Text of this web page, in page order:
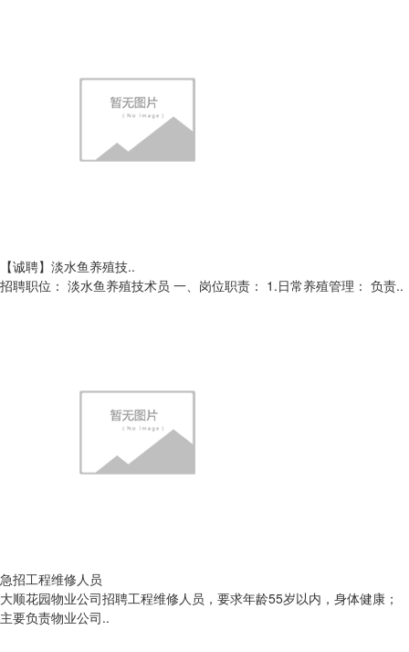
【诚聘】淡水鱼养殖技..
招聘职位： 淡水鱼养殖技术员 一、岗位职责： 1.日常养殖管理： 负责..
急招工程维修人员
大顺花园物业公司招聘工程维修人员，要求年龄55岁以内，身体健康；
主要负责物业公司..